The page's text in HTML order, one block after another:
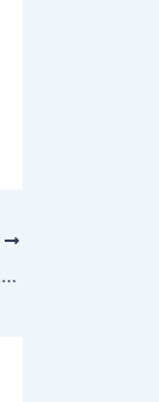
Sewa Hiace Premio Makasar Jakarta Timur